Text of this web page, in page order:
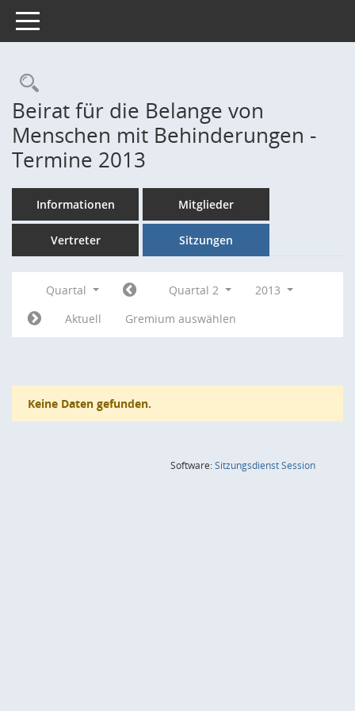
Toggle navigation
Rechercheauswahl
Beirat für die Belange von
Menschen mit Behinderungen -
Termine 2013
Informationen Mitglieder
Vertreter Sitzungen
Quartal Quartal 2
2013
Aktuell
Gremium auswählen
Keine Daten gefunden.
Software:SitzungsdienstSession(Wird in